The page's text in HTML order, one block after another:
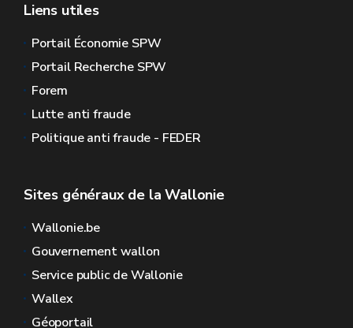
Liens utiles
Portail Économie SPW
Portail Recherche SPW
Forem
Lutte anti fraude
Politique anti fraude - FEDER
Sites généraux de la Wallonie
Wallonie.be
Gouvernement wallon
Service public de Wallonie
Wallex
Géoportail